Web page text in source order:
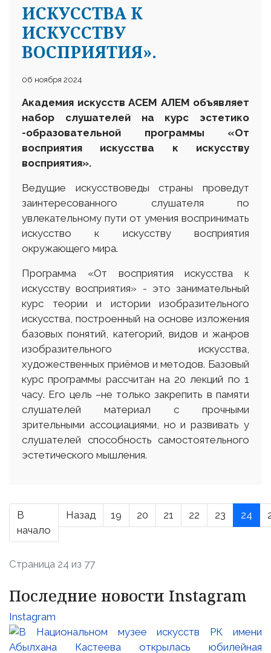
ИСКУССТВА К
ИСКУССТВУ
ВОСПРИЯТИЯ».
06 ноября 2024
Академия искусств АСЕМ АЛЕМ объявляет
набор слушателей на курс эстетико
-образовательной программы «От
восприятия искусства к искусству
восприятия».
Ведущие искусствоведы страны проведут
заинтересованного слушателя по
увлекательному пути от умения воспринимать
искусство к искусству восприятия
окружающего мира.
Программа «От восприятия искусства к
искусству восприятия» - это занимательный
курс теории и истории изобразительного
искусства, построенный на основе изложения
базовых понятий, категорий, видов и жанров
изобразительного искусства,
художественных приёмов и методов. Базовый
курс программы рассчитан на 20 лекций по 1
часу. Его цель –не только закрепить в памяти
слушателей материал с прочными
зрительными ассоциациями, но и развивать у
слушателей способность самостоятельного
эстетического мышления.
В
начало
Назад 19 20 21 22 23 24
Страница 24 из 77
Последние новости Instagram
Instagram